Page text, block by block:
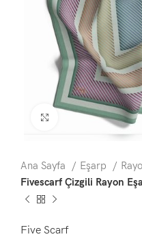
Büyütmek için
Ana Sayfa Eşarp
Fivescarf Çizgili Rayon
Five Scarf